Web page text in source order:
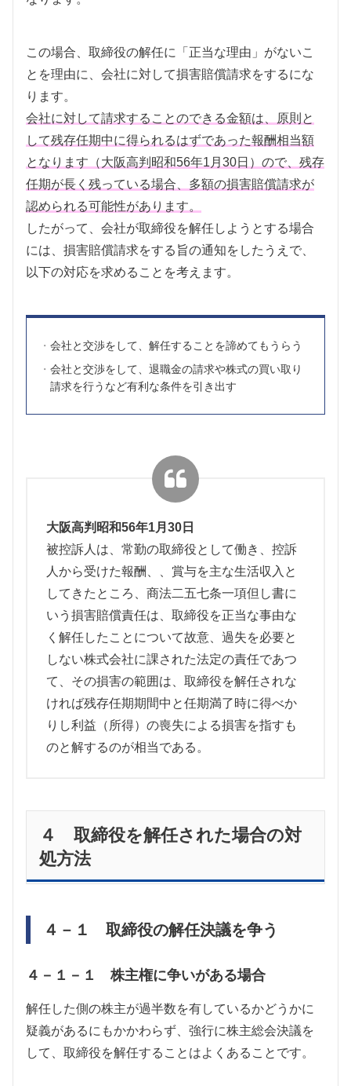
この場合、取締役の解任に「正当な理由」がないこ
とを理由に、会社に対して損害賠償請求をするにな
ります。
会社に対して請求することのできる金額は、原則と
して残存任期中に得られるはずであった報酬相当額
となります（大阪高判昭和56年1月30日）ので、残存
任期が長く残っている場合、多額の損害賠償請求が
認められる可能性があります。
したがって、会社が取締役を解任しようとする場合
には、損害賠償請求をする旨の通知をしたうえで、
以下の対応を求めることを考えます。
会社と交渉をして、解任することを諦めてもうらう
会社と交渉をして、退職金の請求や株式の買い取り
請求を行うなど有利な条件を引き出す
大阪高判昭和56年1月30日
被控訴人は、常勤の取締役として働き、控訴
人から受けた報酬、、賞与を主な生活収入と
してきたところ、商法二五七条一項但し書に
いう損害賠償責任は、取締役を正当な事由な
く解任したことについて故意、過失を必要と
しない株式会社に課された法定の責任であつ
て、その損害の範囲は、取締役を解任されな
ければ残存任期期間中と任期満了時に得べか
りし利益（所得）の喪失による損害を指すも
のと解するのが相当である。
４ 取締役を解任された場合の対
処方法
４－１ 取締役の解任決議を争う
４－１－１ 株主権に争いがある場合
解任した側の株主が過半数を有しているかどうかに
疑義があるにもかかわらず、強行に株主総会決議を
して、取締役を解任することはよくあることです。